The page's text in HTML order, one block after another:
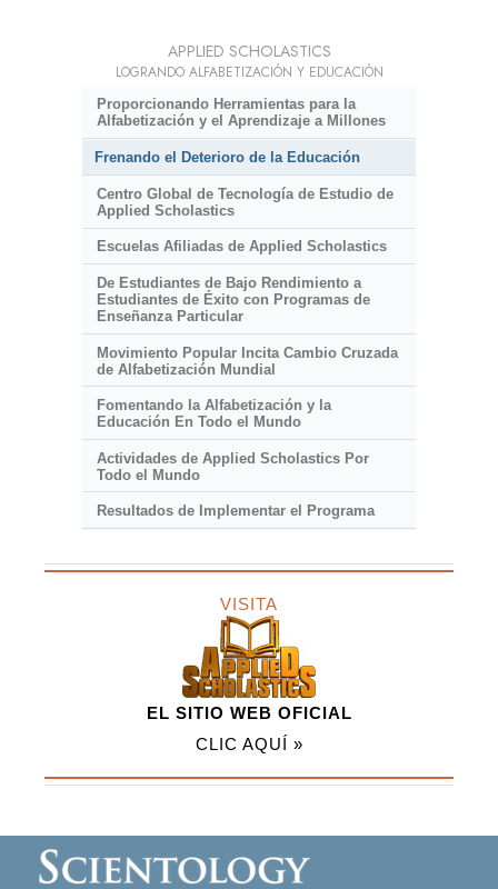
APPLIED SCHOLASTICS
LOGRANDO ALFABETIZACIÓN Y EDUCACIÓN
Proporcionando Herramientas para la
Alfabetización y el Aprendizaje a Millones
Frenando el Deterioro de la Educación
Centro Global de Tecnología de Estudio de
Applied Scholastics
Escuelas Afiliadas de Applied Scholastics
De Estudiantes de Bajo Rendimiento a
Estudiantes de Éxito con Programas de
Enseñanza Particular
Movimiento Popular Incita Cambio Cruzada
de Alfabetización Mundial
Fomentando la Alfabetización y la
Educación En Todo el Mundo
Actividades de Applied Scholastics Por
Todo el Mundo
Resultados de Implementar el Programa
VISITA
EL SITIO WEB OFICIAL
CLIC AQUÍ »